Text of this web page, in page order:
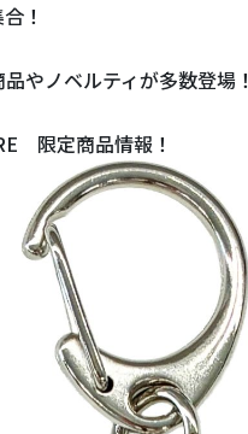
！
やノベルティが多数登場！
限定商品情報！